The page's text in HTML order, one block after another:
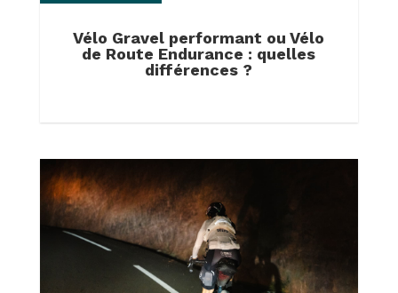
Vélo Gravel performant ou Vélo
de Route Endurance : quelles
différences ?